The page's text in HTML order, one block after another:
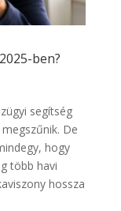
ben?
segítség
De
hogy
több havi
hossza